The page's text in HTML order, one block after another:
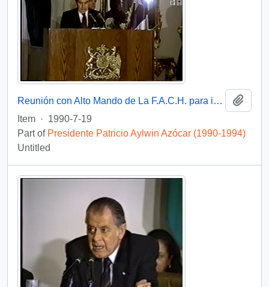
Reunión con Alto Mando de La F.A.C.H. para imponer Condecoración Presidente de la República : video
Item · 1990-7-19
Part of Presidente Patricio Aylwin Azócar (1990-1994)
Untitled